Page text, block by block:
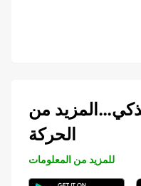
من
الحركة
للمزيد من المعلومات